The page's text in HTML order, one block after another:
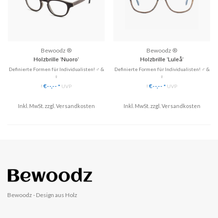
Bewoodz ®
Holzbrille 'Nuoro'
Definierte Formen für Individualisten! ♂ &
♀
✓ Gläser ganz einfach austauschbar
✓ Hochwertige Scharniere & perfekte
*€--,-- * UVP
Inkl. MwSt. zzgl. Versandkosten
Bewoodz ®
Holzbrille 'Luleå'
Definierte Formen für Individualisten! ♂ &
♀
✓ Gläser ganz einfach austauschbar
✓ Hochwertige Scharniere & perfekte
*€--,-- * UVP
Inkl. MwSt. zzgl. Versandkosten
Bewoodz - Design aus Holz